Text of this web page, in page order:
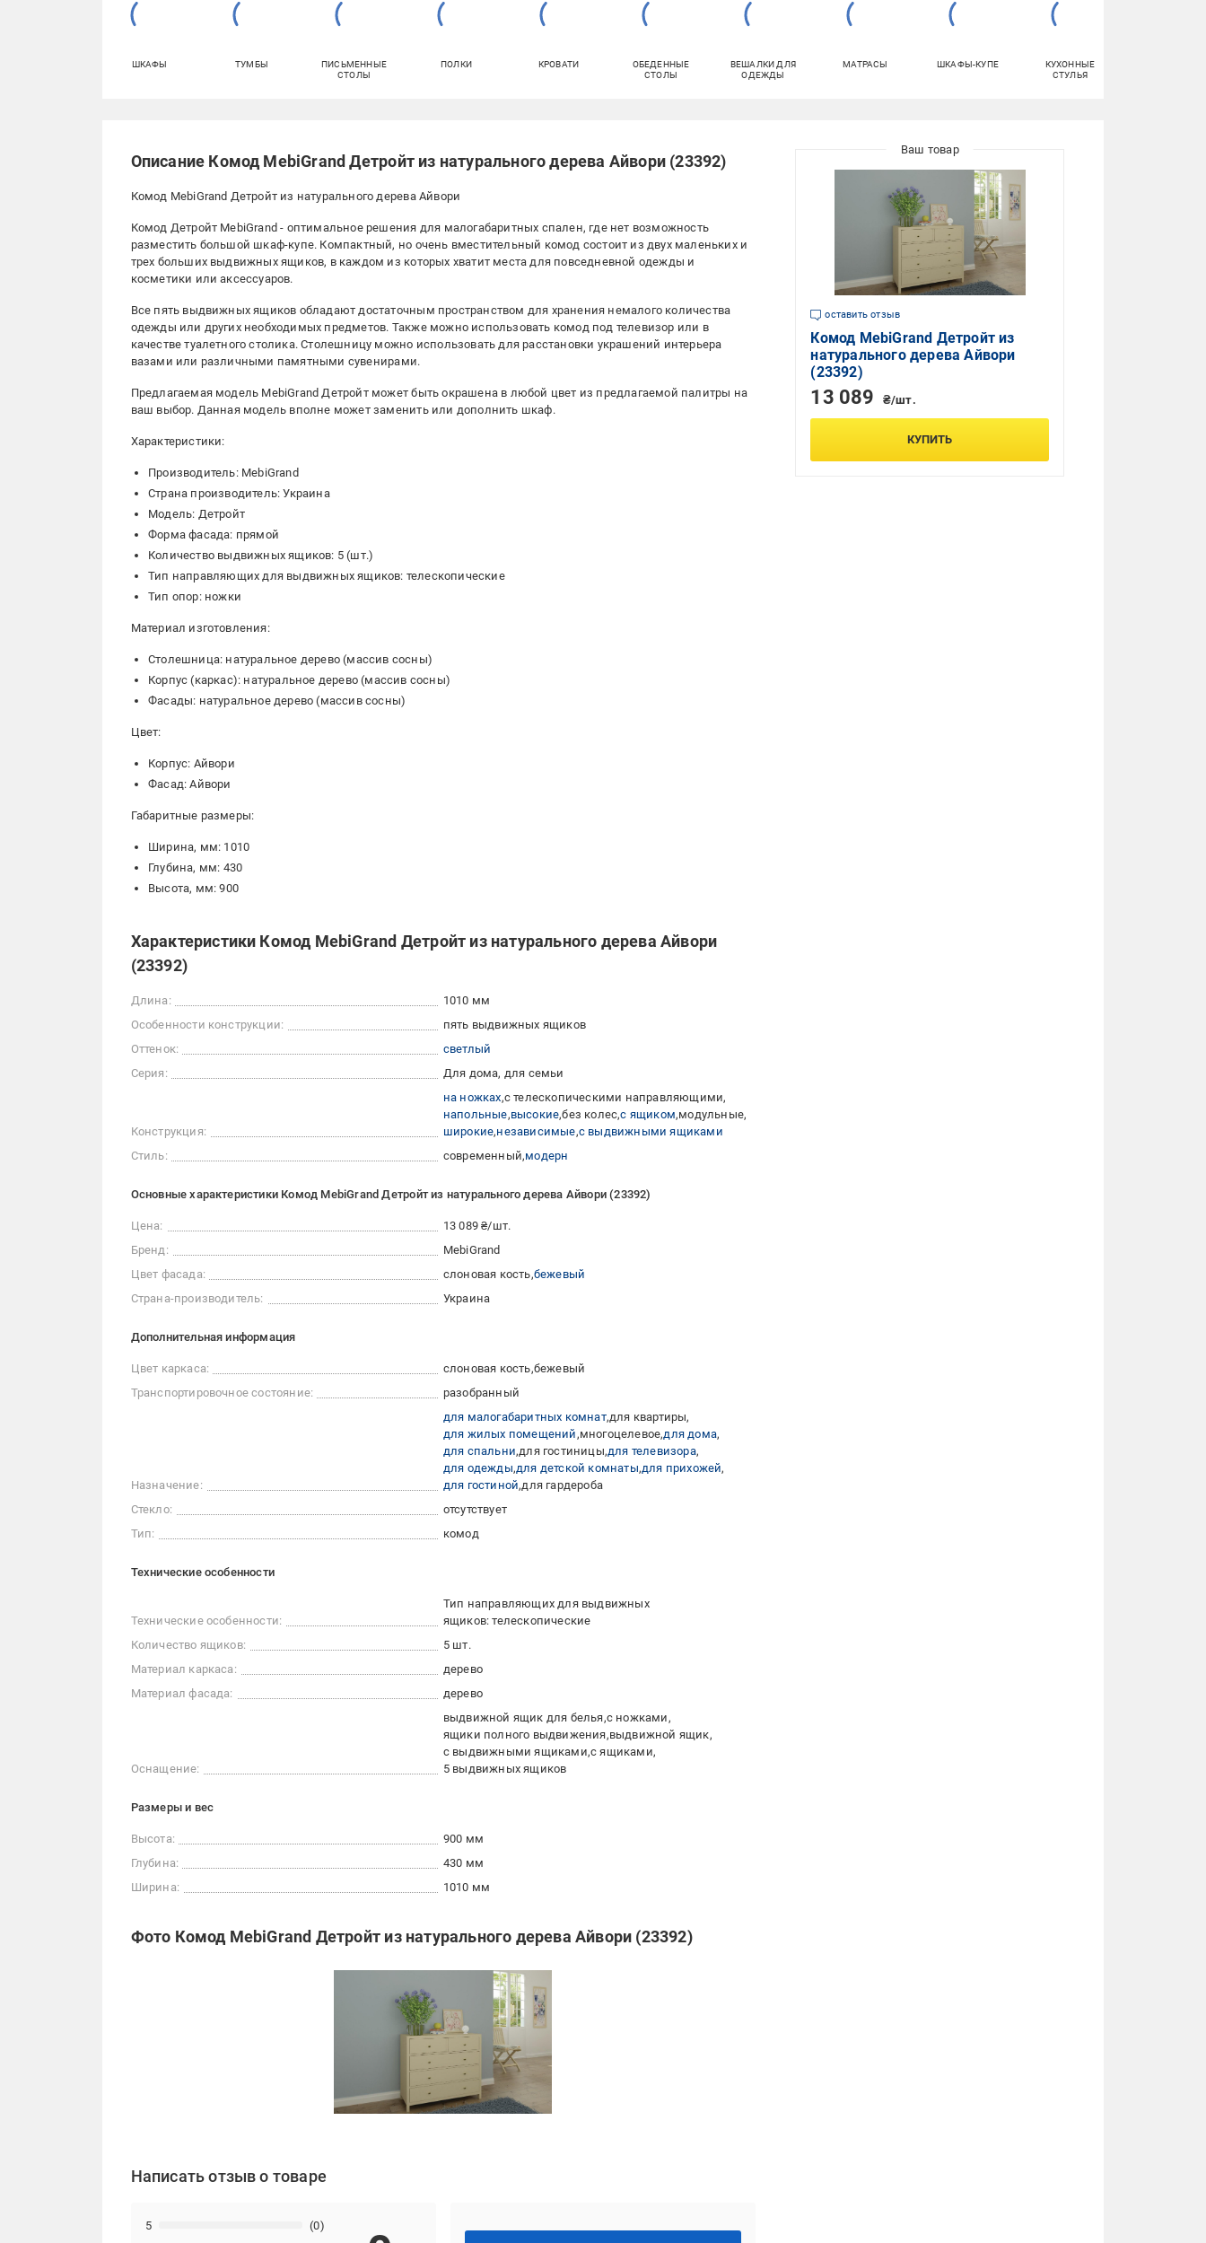
ШКАФЫ ТУМБЫ
ПИСЬМЕННЫЕ
СТОЛЫ
ПОЛКИ КРОВАТИ
ОБЕДЕННЫЕ
СТОЛЫ
ВЕШАЛКИ ДЛЯ
ОДЕЖДЫ
МАТРАСЫ ШКАФЫ-КУПЕ
КУХОННЫЕ
СТУЛЬЯ
Описание Комод MebiGrand Детройт из натурального дерева Айвори (23392)
Комод MebiGrand Детройт из натурального дерева Айвори
Комод Детройт MebiGrand - оптимальное решения для малогабаритных спален, где нет возможность
разместить большой шкаф-купе. Компактный, но очень вместительный комод состоит из двух маленьких и
трех больших выдвижных ящиков, в каждом из которых хватит места для повседневной одежды и
косметики или аксессуаров.
Все пять выдвижных ящиков обладают достаточным пространством для хранения немалого количества
одежды или других необходимых предметов. Также можно использовать комод под телевизор или в
качестве туалетного столика. Столешницу можно использовать для расстановки украшений интерьера
вазами или различными памятными сувенирами.
Предлагаемая модель MebiGrand Детройт может быть окрашена в любой цвет из предлагаемой палитры на
ваш выбор. Данная модель вполне может заменить или дополнить шкаф.
Характеристики:
Производитель: MebiGrand
Страна производитель: Украина
Модель: Детройт
Форма фасада: прямой
Количество выдвижных ящиков: 5 (шт.)
Тип направляющих для выдвижных ящиков: телескопические
Тип опор: ножки
Материал изготовления:
Столешница: натуральное дерево (массив сосны)
Корпус (каркас): натуральное дерево (массив сосны)
Фасады: натуральное дерево (массив сосны)
Цвет:
Корпус: Айвори
Фасад: Айвори
Габаритные размеры:
Ширина, мм: 1010
Глубина, мм: 430
Высота, мм: 900
Характеристики Комод MebiGrand Детройт из натурального дерева Айвори
(23392)
Длина:
1010 мм
Особенности конструкции:
пять выдвижных ящиков
Оттенок:
светлый
Серия:
Для дома, для семьи
Конструкция:
на ножках с телескопическими направляющими
напольные высокие без колес с ящиком модульные
широкие независимые с выдвижными ящиками
Стиль:
современный модерн
Основные характеристики Комод MebiGrand Детройт из натурального дерева Айвори (23392)
Цена:
13 089 ₴/шт.
Бренд:
MebiGrand
Цвет фасада:
слоновая кость бежевый
Страна-производитель:
Украина
Дополнительная информация
Цвет каркаса: слоновая кость бежевый
Транспортировочное состояние:
разобранный
Назначение:
для малогабаритных комнат для квартиры
для жилых помещений многоцелевое для дома
для спальни для гостиницы для телевизора
для одежды для детской комнаты для прихожей
для гостиной для гардероба
Стекло:
отсутствует
Тип:
комод
Технические особенности
Технические особенности:
Тип направляющих для выдвижных
ящиков: телескопические
Количество ящиков:
5 шт.
Материал каркаса:
дерево
Материал фасада:
дерево
Оснащение:
выдвижной ящик для белья с ножками
ящики полного выдвижения выдвижной ящик
с выдвижными ящиками с ящиками
5 выдвижных ящиков
Размеры и вес
Высота:
900 мм
Глубина:
430 мм
Ширина:
1010 мм
Фото Комод MebiGrand Детройт из натурального дерева Айвори (23392)
Написать отзыв о товаре
5 (0)
оставить отзыв
Комод MebiGrand Детройт из
натурального дерева Айвори
(23392)
13 089 ₴/шт.
КУПИТЬ